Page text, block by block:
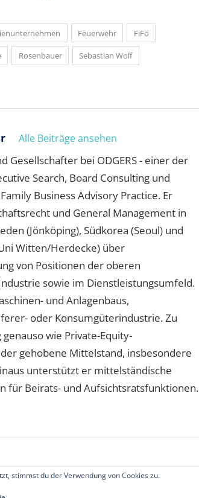
Feuerwehr FiFo
Rosenbauer Sebastian Wolf
Alle Beiträge ansehen
bei ODGERS - einer der
Search, Board Consulting und
Business Advisory Practice. Er
und General Management in
(Jönköping), Südkorea (Seoul) und
Witten/Herdecke) über
von Positionen der oberen
sowie im Dienstleistungsumfeld.
und Anlagenbaus,
oder Konsumgüterindustrie. Zu
wie Private-Equity-
gehobene Mittelstand, insbesondere
unterstützt er mittelständische
für Beirats- und Aufsichtsratsfunktionen.
stimmst du der Verwendung von Cookies zu.